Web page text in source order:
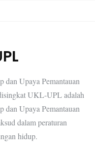
dan Upaya Pemantauan
UKL-UPL adalah
dan Upaya Pemantauan
dalam peraturan
hidup.